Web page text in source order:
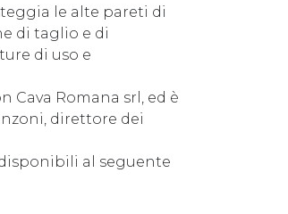
le alte pareti di
di taglio e di
di uso e
Cava Romana srl, ed è
direttore dei
al seguente